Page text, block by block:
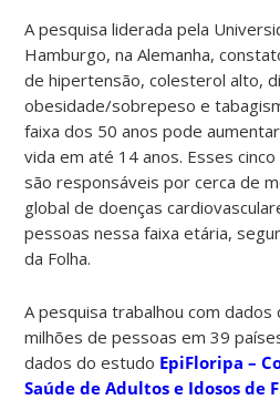
A pesquisa liderada pela
Hamburgo, na Alemanha,
de hipertensão, colesterol alto,
obesidade/sobrepeso e
faixa dos 50 anos pode
vida em até 14 anos. Esses
são responsáveis por cerca de
global de doenças
pessoas nessa faixa etária,
da Folha.
A pesquisa trabalhou com dados
milhões de pessoas em 39
dados do estudo EpiFloripa –
Saúde de Adultos e Idosos de